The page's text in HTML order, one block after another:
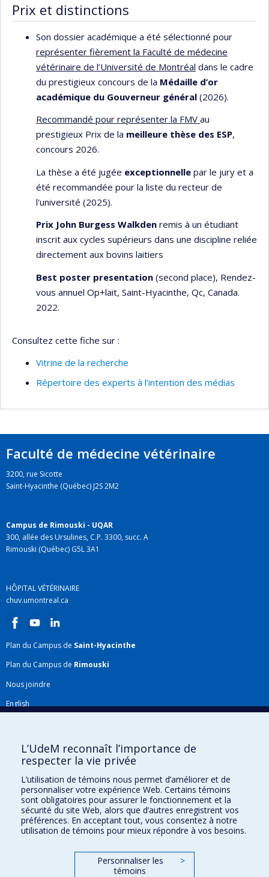
Prix et distinctions
Son dossier académique a été sélectionné pour
représenter fièrement la Faculté de médecine
vétérinaire de l’Université de Montréal dans le cadre
du prestigieux concours de la Médaille d’or
académique du Gouverneur général (2026).
Recommandé pour représenter la FMV au
prestigieux Prix de la meilleure thèse des ESP,
concours 2026.
La thèse a été jugée exceptionnelle par le jury et a
été recommandée pour la liste du recteur de
l'université (2025).
Prix John Burgess Walkden remis à un étudiant
inscrit aux cycles supérieurs dans une discipline reliée
directement aux bovins laitiers
Best poster presentation (second place), Rendez-
vous annuel Op+lait, Saint-Hyacinthe, Qc, Canada.
2022.
Consultez cette fiche sur :
Vitrine de la recherche
Répertoire des experts à l’intention des médias
Faculté de médecine vétérinaire
3200, rue Sicotte
Saint-Hyacinthe (Québec) J2S 2M2
Campus de Rimouski - UQAR
300, allée des Ursulines, C.P. 3300, succ. A
Rimouski (Québec) G5L 3A1
HÔPITAL VÉTÉRINAIRE
chuv.umontreal.ca
Plan du Campus de Saint-Hyacinthe
Plan du Campus de Rimouski
Nous joindre
English
Plan du site
Accessibilité
Gabarits et image de marque
Agenda FMV & calendrier académique
La Faculté de médecine vétérinaire de l'Université de Montréal détient
l'agrément completde l'AVMAet est membre de l'AAVMC.
L’UdeM reconnaît l’importance de
respecter la vie privée
L’utilisation de témoins nous permet d’améliorer et de
personnaliser votre expérience Web. Certains témoins
sont obligatoires pour assurer le fonctionnement et la
sécurité du site Web, alors que d’autres enregistrent vos
préférences. En acceptant tout, vous consentez à notre
utilisation de témoins pour mieux répondre à vos besoins.
Personnaliser les
témoins
>